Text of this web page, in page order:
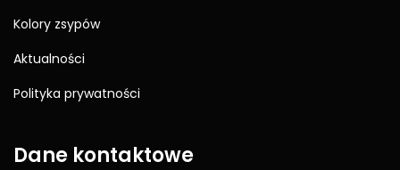
Kolory zsypów
Aktualności
Polityka prywatności
Dane kontaktowe